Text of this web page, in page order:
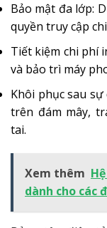
Bảo mật đa lớp:
quyền truy cập
Tiết kiệm chi phí
và bảo trì máy
Khôi phục sau
trên đám mây,
tai.
Xem thêm
dành cho các